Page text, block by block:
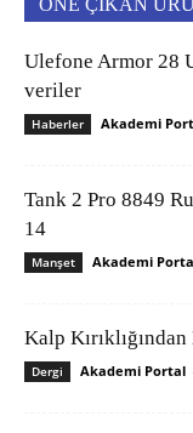
Ulefone Armor 28
veriler
Haberler Akademi
Tank 2 Pro 8849
14
Manşet Akademi
Kalp
Dergi Akademi Portal